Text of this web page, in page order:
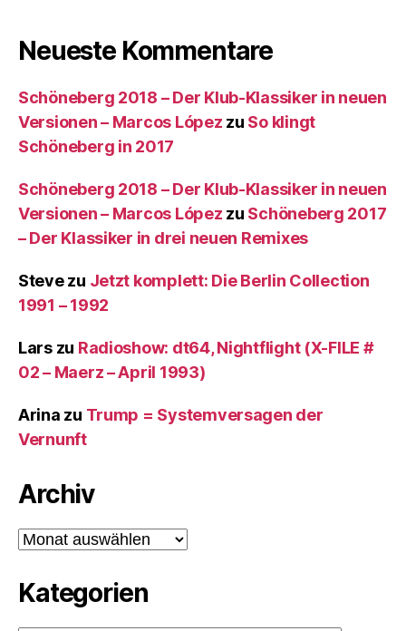
Neueste Kommentare
Schöneberg 2018 – Der Klub-Klassiker in neuen
Versionen – Marcos López zu So klingt
Schöneberg in 2017
Schöneberg 2018 – Der Klub-Klassiker in neuen
Versionen – Marcos López zu Schöneberg 2017
– Der Klassiker in drei neuen Remixes
Stevezu Jetzt komplett: Die Berlin Collection
1991 – 1992
Larszu Radioshow: dt64, Nightflight (X-FILE #
02 – Maerz – April 1993)
Arina zu Trump = Systemversagen der
Vernunft
Archiv
Archiv
Kategorien